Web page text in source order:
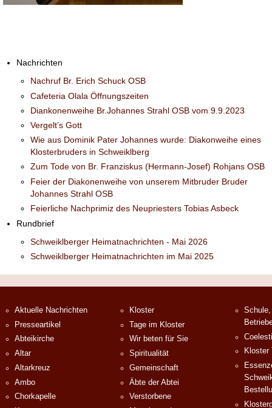
Nachrichten
Nachruf Br. Erich Schuck OSB
Cafeteria Olala Öffnungszeiten
Diankonenweihe Br.Johannes Strahl OSB vom 9.9.2023
Vergelt’s Gott
Wie aus Dominik Pater Johannes wurde: Diakonweihe eines
Klosterbruders in Schweiklberg
Zum Tode von Br. Franziskus (Hermann-Josef) Rohjans OSB
Feier der Diakonenweihe von unserem Mitbruder Bruder
Johannes Strahl OSB
Feierliche Nachprimiz des Neupriesters Tobias Asbeck
Rundbrief
Schweiklberger Heimatnachrichten - Mai 2026
Schweiklberger Heimatnachrichten im Mai 2025
Aktuelle Nachrichten
Presseartikel
Abteikirche
Altar
Altarkreuz
Ambo
Chorkapelle
Kloster
Tage im Kloster
Wir beten für Sie
Spiritualität
Gemeinschaft
Äbte der Abtei
Verstorbene
Kloster